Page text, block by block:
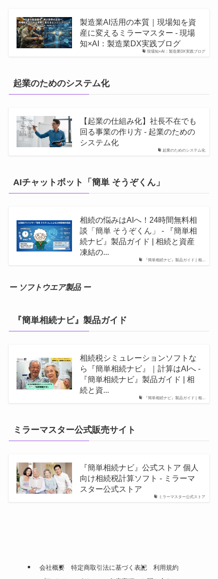
現場知×AI：製造業DX実践ブログ
製造業AI活用の本質｜現場知を資
産に変えるミラーマスター - 現場
知×AI：製造業DX実践ブログ
起業のためのシステム化
起業のためのシステム化
【起業の仕組み化】社長不在でも
回る事業の作り方 - 起業のための
システム化
AIチャットボット「簡単 そうぞくん」
『簡単相続ナビ』製品ガイド | 相...
相続の悩みはAIへ！24時間無料相
談「簡単 そうぞくん」 - 『簡単相
続ナビ』製品ガイド | 相続と資産
凍結の...
ー ソフトウエア製品 ー
『簡単相続ナビ』製品ガイド
『簡単相続ナビ』製品ガイド | 相...
相続税シミュレーションソフトな
ら『簡単相続ナビ』｜計算はAIへ -
『簡単相続ナビ』製品ガイド | 相
続と資...
ミラーマスター公式販売サイト
ミラーマスター公式ストア
『簡単相続ナビ』公式ストア 個人
向け相続税計算ソフト - ミラーマ
スター公式ストア
会社概要 特定商取引法に基づく表記
利用規約